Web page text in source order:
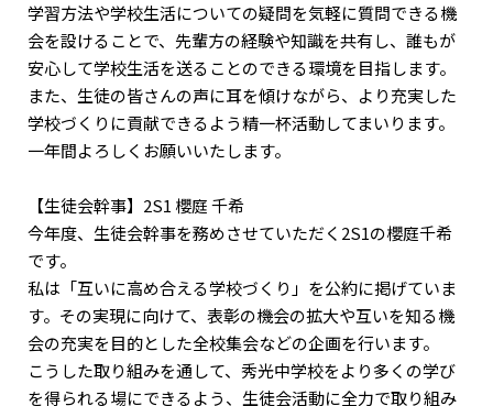
学習方法や学校生活についての疑問を気軽に質問できる機
会を設けることで、先輩方の経験や知識を共有し、誰もが
安心して学校生活を送ることのできる環境を目指します。
また、生徒の皆さんの声に耳を傾けながら、より充実した
学校づくりに貢献できるよう精一杯活動してまいります。
一年間よろしくお願いいたします。
【生徒会幹事】2S1 櫻庭 千希
今年度、生徒会幹事を務めさせていただく2S1の櫻庭千希
です。
私は「互いに高め合える学校づくり」を公約に掲げていま
す。その実現に向けて、表彰の機会の拡大や互いを知る機
会の充実を目的とした全校集会などの企画を行います。
こうした取り組みを通して、秀光中学校をより多くの学び
を得られる場にできるよう、生徒会活動に全力で取り組み